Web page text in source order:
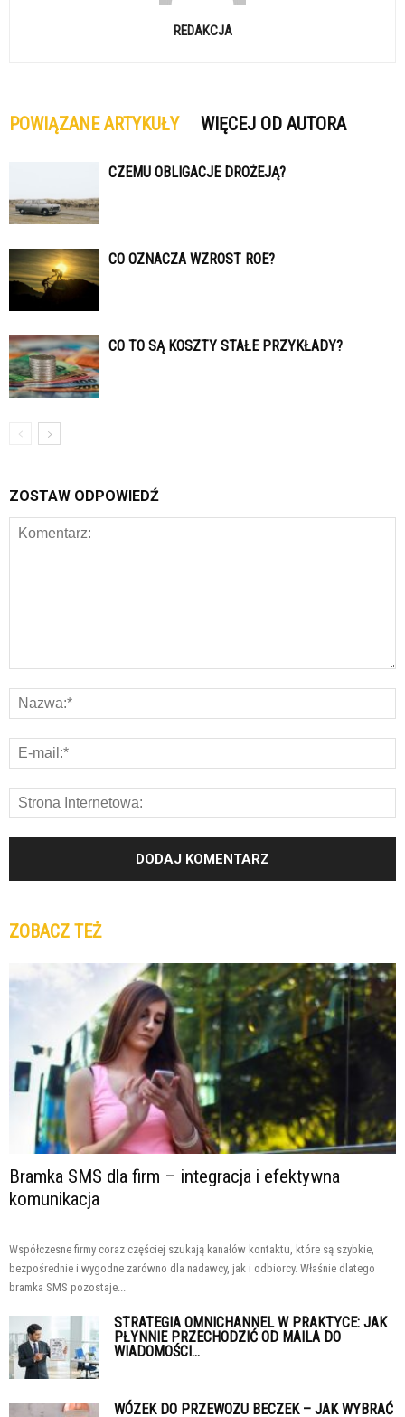
REDAKCJA
POWIĄZANE ARTYKUŁY WIĘCEJ OD AUTORA
CZEMU OBLIGACJE DROŻEJĄ?
CO OZNACZA WZROST ROE?
CO TO SĄ KOSZTY STAŁE PRZYKŁADY?
ZOSTAW ODPOWIEDŹ
ZOBACZ TEŻ
Bramka SMS dla firm – integracja i efektywna
komunikacja
Współczesne firmy coraz częściej szukają kanałów kontaktu, które są szybkie,
bezpośrednie i wygodne zarówno dla nadawcy, jak i odbiorcy. Właśnie dlatego
bramka SMS pozostaje...
STRATEGIA OMNICHANNEL W PRAKTYCE: JAK
PŁYNNIE PRZECHODZIĆ OD MAILA DO
WIADOMOŚCI...
WÓZEK DO PRZEWOZU BECZEK – JAK WYBRAĆ